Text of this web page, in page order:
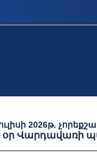
2026թ.
օր Վարդավառի